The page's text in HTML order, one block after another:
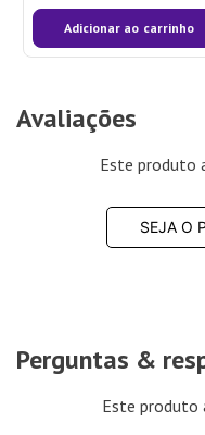
Adicionar ao carrinho
Avaliações
Este produto
SEJA O
Perguntas &
Este produto